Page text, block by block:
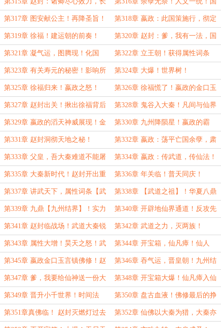
生，亦无不可！！ 力提升！宝箱奖励！
第317章 图安献公主！再降圣旨！
天下将惊！
第318章 嬴政：此国策施行，彻定
神州，人文一统！运朝之始！
第319章 徐福！建运朝的前奏！ 第320章 赵封：爹，我有一法，国
不灭则你不灭！
第321章 凝气运，图腾现！化国
运！
第322章 立王朝！获得属性词条
【人道权柄】！
第323章 有关寿元的秘密！影响所
有修炼者！赵封的发现！
第324章 大爆！世界树！
第325章 徐福归来！嬴政之怒！ 第326章 徐福慌了！嬴政的金口玉
言发动！前因后果！
第327章 赵封出关！揪出徐福背后
的秘密！
第328章 鬼谷入大秦！凡间与仙界
究竟是何关系？
第329章 嬴政的滔天神威展现！金
口玉言！
第330章 九州降陨星！嬴政的霸
道！
第331章 赵封洞彻天地之秘！ 第332章 嬴政：荡平亡国余孽，肃
清神州！
第333章 父皇，吾大秦难道不能屠
仙弑神？
第334章 嬴政：传武道，传仙法！
定年号！ 全新时代！
第335章 大秦新时代！赵封开出重
宝！攻守易形！
第336章 年关临！普天同庆！
第337章 讲武天下，属性词条【武
祖】！
第338章 【武道之祖】！华夏八鼎
镇九黎！
第339章 九鼎【九州结界】！实力
大突破！嬴政惊讶！
第340章 开辟地仙界通道！反攻先
驱！
第341章 赵封临战场！武道大秦锐
士首战！
第342章 武道之力，灭两族！
第343章 属性大增！昊天之怒！武
道通神之上！
第344章 开宝箱，仙凡瘴！仙人
们，你们有福了！
第345章 嬴政金口玉言镇佛修！赵
封定规矩！
第346章 吞气运，晋皇朝！九州结
界，启！
第347章 爹，我要给仙神送一份大
礼！昊天之怒！
第348章 开宝箱大爆！仙凡瘴入仙
界！佛修！
第349章 晋升小千世界！时间法
则，改变流速！
第350章 盘古血液！佛修最后的挣
扎！
第351章真佛临！ 赵封灭燃灯过去 第352章 仙佛以大秦为猎，大秦亦